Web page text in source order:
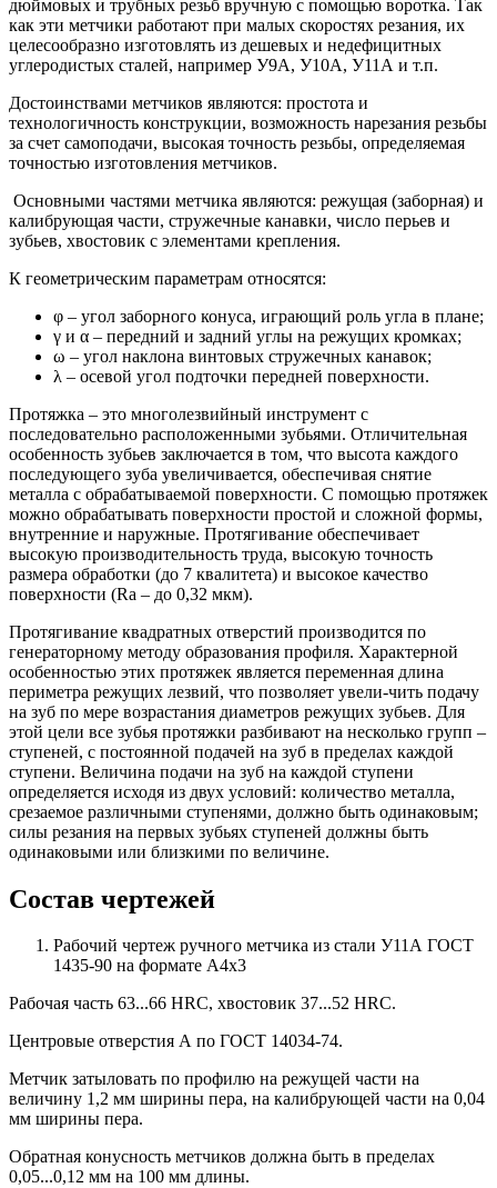
дюймовых и трубных резьб вручную с помощью воротка. Так
как эти метчики работают при малых скоростях резания, их
целесообразно изготовлять из дешевых и недефицитных
углеродистых сталей, например У9А, У10А, У11А и т.п.
Достоинствами метчиков являются: простота и
технологичность конструкции, возможность нарезания резьбы
за счет самоподачи, высокая точность резьбы, определяемая
точностью изготовления метчиков.
Основными частями метчика являются: режущая (заборная) и
калибрующая части, стружечные канавки, число перьев и
зубьев, хвостовик с элементами крепления.
К геометрическим параметрам относятся:
φ – угол заборного конуса, играющий роль угла в плане;
γ и α – передний и задний углы на режущих кромках;
ω – угол наклона винтовых стружечных канавок;
λ – осевой угол подточки передней поверхности.
Протяжка – это многолезвийный инструмент с
последовательно расположенными зубьями. Отличительная
особенность зубьев заключается в том, что высота каждого
последующего зуба увеличивается, обеспечивая снятие
металла с обрабатываемой поверхности. С помощью протяжек
можно обрабатывать поверхности простой и сложной формы,
внутренние и наружные. Протягивание обеспечивает
высокую производительность труда, высокую точность
размера обработки (до 7 квалитета) и высокое качество
поверхности (Rа – до 0,32 мкм).
Протягивание квадратных отверстий производится по
генераторному методу образования профиля. Характерной
особенностью этих протяжек является переменная длина
периметра режущих лезвий, что позволяет увели-чить подачу
на зуб по мере возрастания диаметров режущих зубьев. Для
этой цели все зубья протяжки разбивают на несколько групп –
ступеней, с постоянной подачей на зуб в пределах каждой
ступени. Величина подачи на зуб на каждой ступени
определяется исходя из двух условий: количество металла,
срезаемое различными ступенями, должно быть одинаковым;
силы резания на первых зубьях ступеней должны быть
одинаковыми или близкими по величине.
Состав чертежей
Рабочий чертеж ручного метчика из стали У11А ГОСТ
1435-90 на формате А4х3
Рабочая часть 63...66 HRC, хвостовик 37...52 HRC.
Центровые отверстия А по ГОСТ 14034-74.
Метчик затыловать по профилю на режущей части на
величину 1,2 мм ширины пера, на калибрующей части на 0,04
мм ширины пера.
Обратная конусность метчиков должна быть в пределах
0,05...0,12 мм на 100 мм длины.